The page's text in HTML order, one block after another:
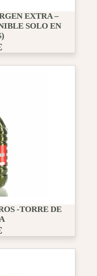
EXTRA –
SOLO EN
-TORRE DE